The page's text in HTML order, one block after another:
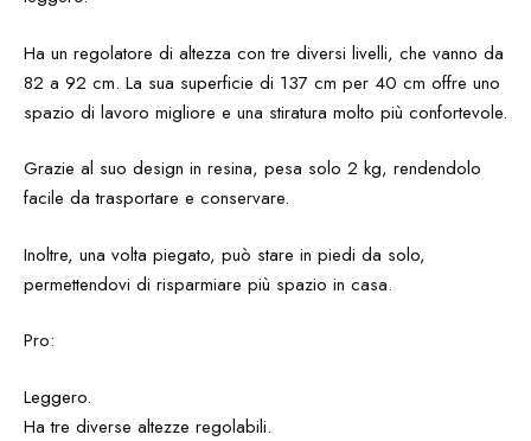
Ha un regolatore di altezza con tre diversi livelli, che vanno da
82 a 92 cm. La sua superficie di 137 cm per 40 cm offre uno
spazio di lavoro migliore e una stiratura molto più confortevole.
Grazie al suo design in resina, pesa solo 2 kg, rendendolo
facile da trasportare e conservare.
Inoltre, una volta piegato, può stare in piedi da solo,
permettendovi di risparmiare più spazio in casa.
Pro:
Leggero.
Ha tre diverse altezze regolabili.